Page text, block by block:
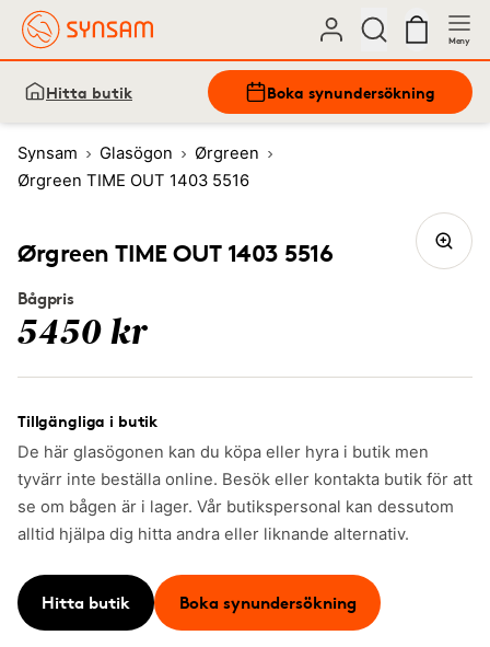
Meny
Hitta butik Boka synundersökning
Synsam Glasögon
Ørgreen
Ørgreen TIME OUT 1403 5516
Ørgreen TIME OUT 1403 5516
Bågpris
5450 kr
Tillgängliga i butik
De här glasögonen kan du köpa eller hyra i butik men
tyvärr inte beställa online. Besök eller kontakta butik för att
se om bågen är i lager. Vår butikspersonal kan dessutom
alltid hjälpa dig hitta andra eller liknande alternativ.
Hitta butik Boka synundersökning